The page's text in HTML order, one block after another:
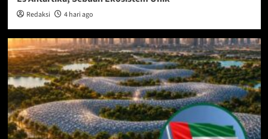
Redaksi 4 hari ago